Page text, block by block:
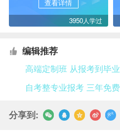
查看详情
3950人学过
编辑推荐
高端定制班 从报考到毕
自考整专业报考 三年免
分享到: